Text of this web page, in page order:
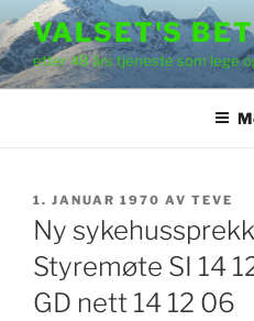
til
innhold
VALSET'S
etter 48 års tjeneste som lege
PUBLISERT
1. JANUAR 1970 AV TEVE
Ny
Styremøte SI 14
GD nett 14 12 06